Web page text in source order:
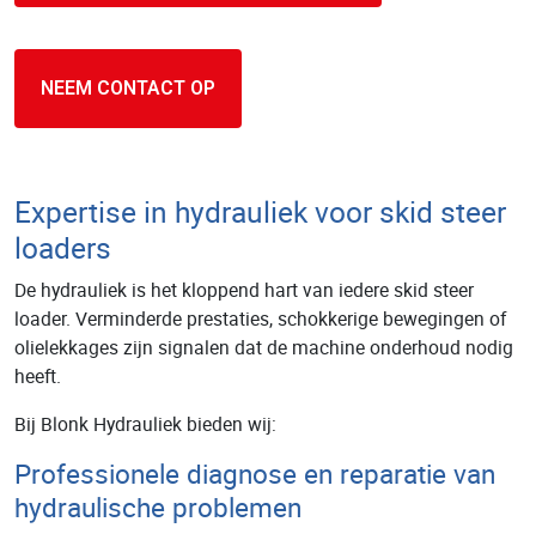
NEEM CONTACT OP
Expertise in hydrauliek voor skid steer
loaders
De hydrauliek is het kloppend hart van iedere skid steer
loader. Verminderde prestaties, schokkerige bewegingen of
olielekkages zijn signalen dat de machine onderhoud nodig
heeft.
Bij Blonk Hydrauliek bieden wij:
Professionele diagnose en reparatie van
hydraulische problemen